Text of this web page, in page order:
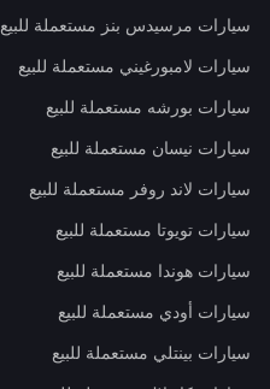
سيارات مرسيدس بنز مستعملة للبيع
سيارات لامبورغيني مستعملة للبيع
سيارات بورشه مستعملة للبيع
سيارات نيسان مستعملة للبيع
سيارات لاند روفر مستعملة للبيع
سيارات تويوتا مستعملة للبيع
سيارات هوندا مستعملة للبيع
سيارات أودي مستعملة للبيع
سيارات بينتلي مستعملة للبيع